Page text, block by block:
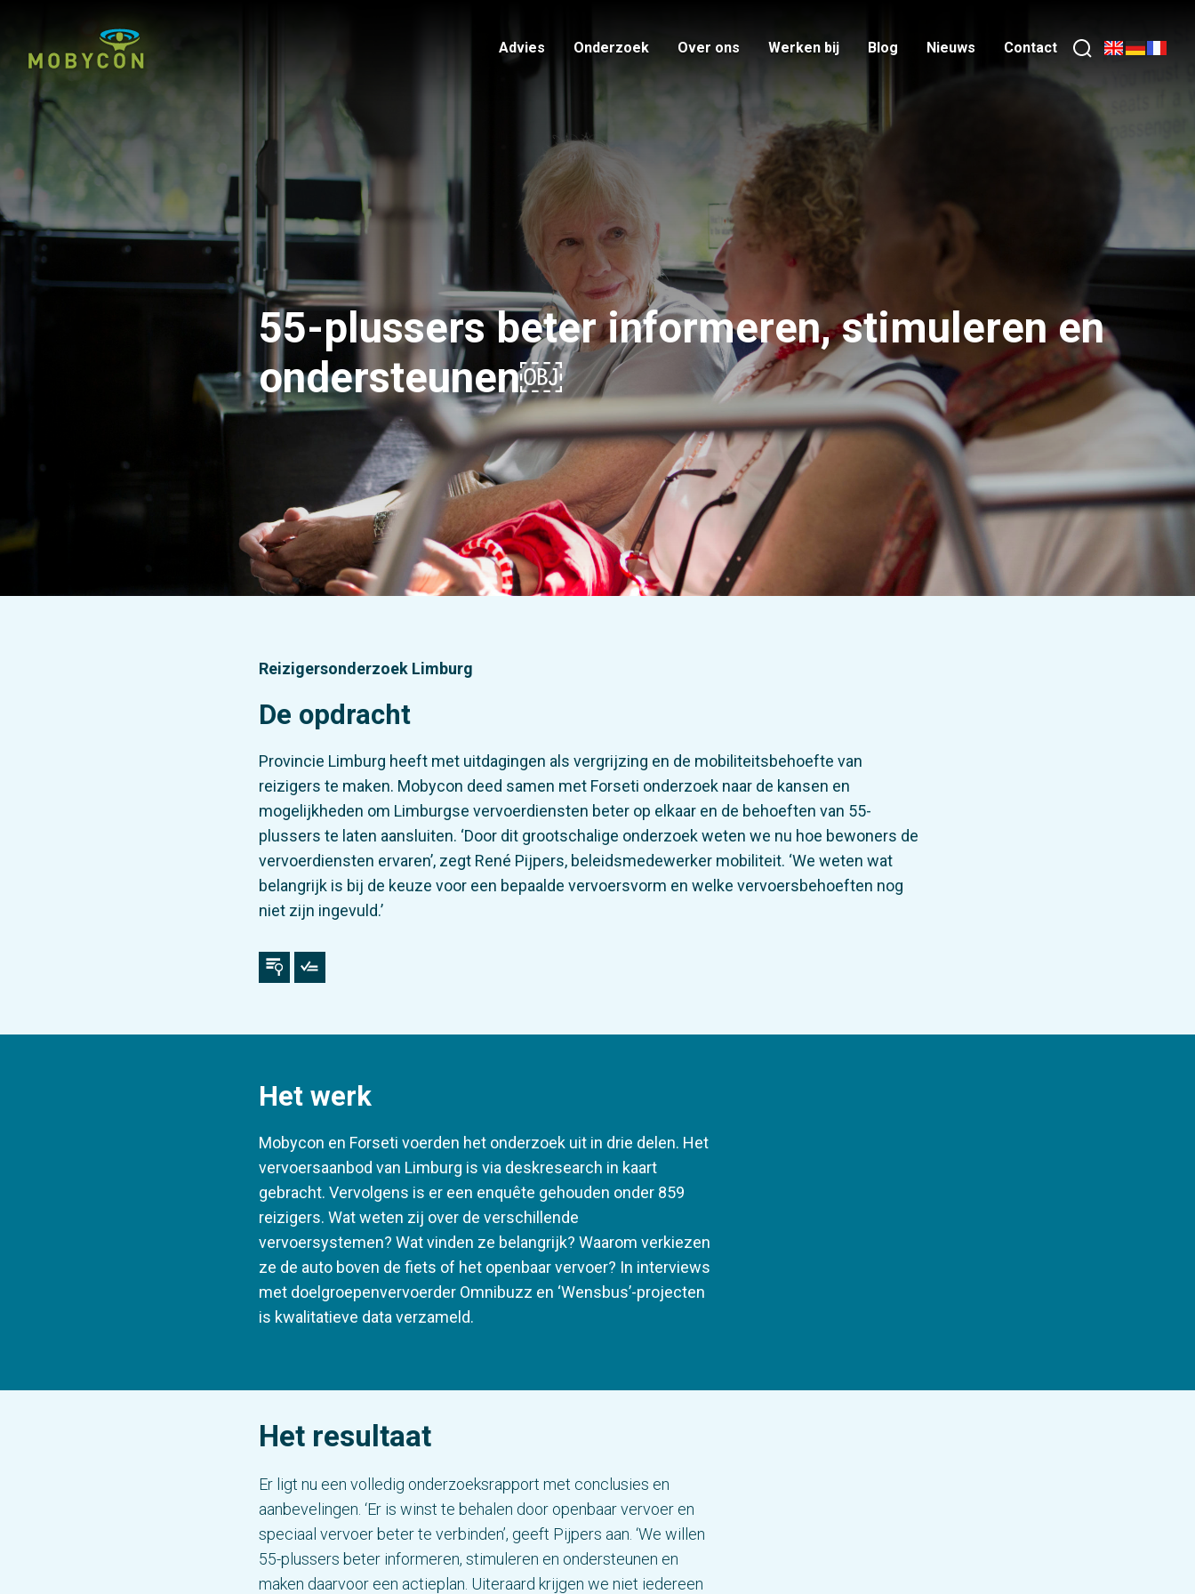
Advies Onderzoek Over ons Werken bij Blog Nieuws Contact
55-plussers beter informeren, stimuleren en
ondersteunen￼
Reizigersonderzoek Limburg
De opdracht
Provincie Limburg heeft met uitdagingen als vergrijzing en de mobiliteitsbehoefte van
reizigers te maken. Mobycon deed samen met Forseti onderzoek naar de kansen en
mogelijkheden om Limburgse vervoerdiensten beter op elkaar en de behoeften van 55-
plussers te laten aansluiten. ‘Door dit grootschalige onderzoek weten we nu hoe bewoners de
vervoerdiensten ervaren’, zegt René Pijpers, beleidsmedewerker mobiliteit. ‘We weten wat
belangrijk is bij de keuze voor een bepaalde vervoersvorm en welke vervoersbehoeften nog
niet zijn ingevuld.’
Het werk
Mobycon en Forseti voerden het onderzoek uit in drie delen. Het
vervoersaanbod van Limburg is via deskresearch in kaart
gebracht. Vervolgens is er een enquête gehouden onder 859
reizigers. Wat weten zij over de verschillende
vervoersystemen? Wat vinden ze belangrijk? Waarom verkiezen
ze de auto boven de fiets of het openbaar vervoer? In interviews
met doelgroepenvervoerder Omnibuzz en ‘Wensbus’-projecten
is kwalitatieve data verzameld.
Het resultaat
Er ligt nu een volledig onderzoeksrapport met conclusies en
aanbevelingen. ‘Er is winst te behalen door openbaar vervoer en
speciaal vervoer beter te verbinden’, geeft Pijpers aan. ‘We willen
55-plussers beter informeren, stimuleren en ondersteunen en
maken daarvoor een actieplan. Uiteraard krijgen we niet iedereen